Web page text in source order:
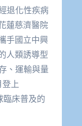
退化性疾病
蓮慈濟醫院
手國立中興
人類誘導型
、運輸與量
上
臨床普及的